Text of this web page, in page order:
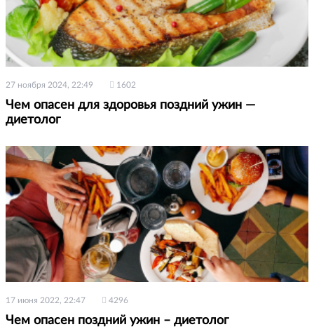
27 ноября 2024, 22:49 1602
Чем опасен для здоровья поздний ужин —
диетолог
17 июня 2022, 22:47 4296
Чем опасен поздний ужин – диетолог